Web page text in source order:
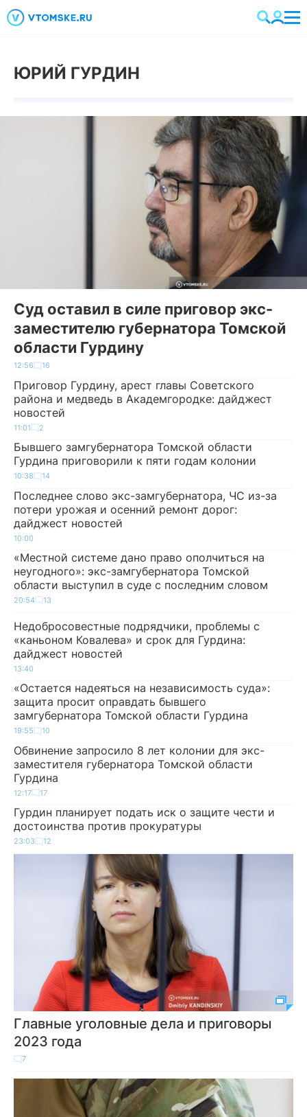
ЮРИЙ ГУРДИН
Суд оставил в силе приговор экс-
заместителю губернатора Томской
области Гурдину
12:56 16
Приговор Гурдину, арест главы Советского
района и медведь в Академгородке: дайджест
новостей
11:01 2
Бывшего замгубернатора Томской области
Гурдина приговорили к пяти годам колонии
10:38 14
Последнее слово экс-замгубернатора, ЧС из-за
потери урожая и осенний ремонт дорог:
дайджест новостей
10:00
«Местной системе дано право ополчиться на
неугодного»: экс-замгубернатора Томской
области выступил в суде с последним словом
20:54 13
Недобросовестные подрядчики, проблемы с
«каньоном Ковалева» и срок для Гурдина:
дайджест новостей
13:40
«Остается надеяться на независимость суда»:
защита просит оправдать бывшего
замгубернатора Томской области Гурдина
19:55 10
Обвинение запросило 8 лет колонии для экс-
заместителя губернатора Томской области
Гурдина
12:17 17
Гурдин планирует подать иск о защите чести и
достоинства против прокуратуры
23:03 12
Главные уголовные дела и приговоры
2023 года
7